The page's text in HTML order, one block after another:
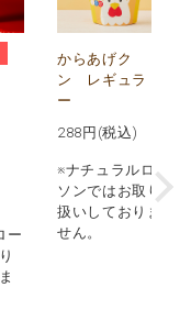
ー
からあげク
ン レギュラ
ー
288 円(税込)
※ナチュラルロー
ソンではお取り
扱いしておりま
せん。